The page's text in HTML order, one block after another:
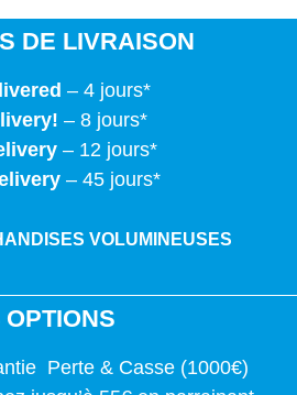
DE LIVRAISON
– 4 jours*
– 8 jours*
– 12 jours*
– 45 jours*
VOLUMINEUSES
OPTIONS
Perte & Casse (1000€)